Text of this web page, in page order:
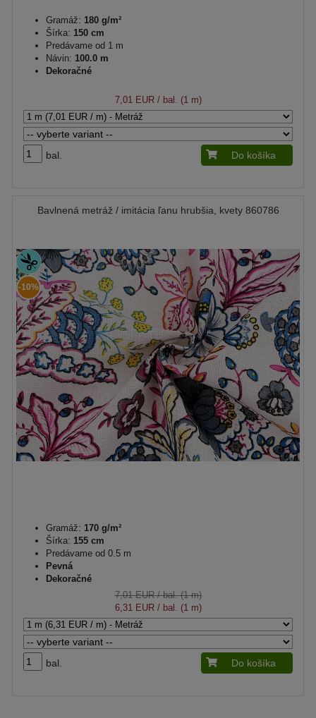
Gramáž: 180 g/m²
Šírka: 150 cm
Predávame od 1 m
Návin: 100.0 m
Dekoračné
7,01 EUR/ bal. (1 m)
bal. Do košíka
Bavlnená metráž / imitácia ľanu hrubšia, kvety 860786
-10%
Gramáž: 170 g/m²
Šírka: 155 cm
Predávame od 0.5 m
Pevná
Dekoračné
7,01 EUR/ bal. (1 m)
6,31 EUR/ bal. (1 m)
bal. Do košíka